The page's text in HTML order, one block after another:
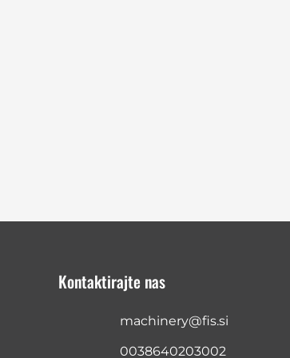
Kontaktirajte nas
machinery@fis.si
0038640203002